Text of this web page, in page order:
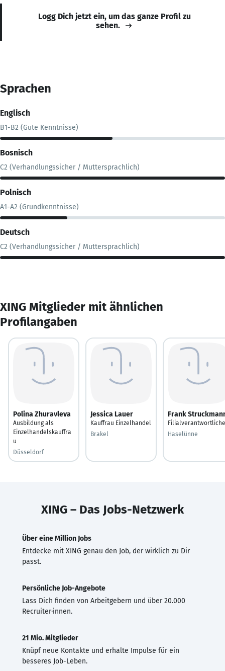
Logg Dich jetzt ein, um das ganze Profil zu
sehen.
Sprachen
Englisch
B1-B2 (Gute Kenntnisse)
Bosnisch
C2 (Verhandlungssicher / Muttersprachlich)
Polnisch
A1-A2 (Grundkenntnisse)
Deutsch
C2 (Verhandlungssicher / Muttersprachlich)
XING Mitglieder mit ähnlichen
Profilangaben
Polina Zhuravleva
Ausbildung als
Einzelhandelskauffra
u
Düsseldorf
Jessica Lauer
Kauffrau Einzelhandel
Brakel
Frank
Haselünne
XING – Das Jobs-Netzwerk
Über eine Million Jobs
Entdecke mit XING genau den Job, der wirklich zu Dir
passt.
Persönliche Job-Angebote
Lass Dich finden von Arbeitgebern und über 20.000
Recruiter·innen.
21 Mio. Mitglieder
Knüpf neue Kontakte und erhalte Impulse für ein
besseres Job-Leben.